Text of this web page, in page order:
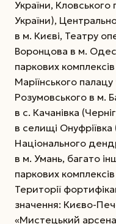
України,
України),
в м. Києві, Теат­ру
Воронцова в м.
паркових
Маріїнського
Розумовського в м.
в с. Качанівка
в селищі Онуфріївка
Національного
в м. Умань, багато
паркових
Території
значення: Києво-
«Мистецький